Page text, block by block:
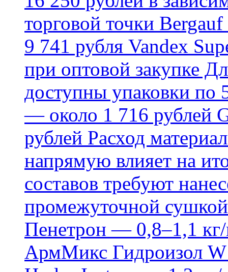
торговой точки
9 741 рубля Vandex
при оптовой закупке
доступны упаковки по
— около 1 716 рублей
рублей Расход
напрямую влияет на
составов требуют
промежуточной
Пенетрон — 0,8–1,1 кг/
АрмМикс Гидроизол